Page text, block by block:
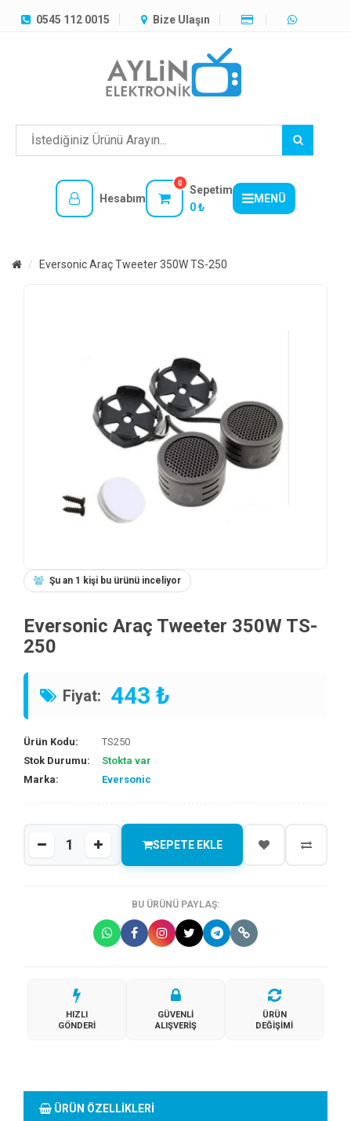
0545 112 0015 Bize Ulaşın
Hesabım
0
Sepetim
0 ₺
MENÜ
TÜM
Eversonic Araç Tweeter 350W TS-250
Şu an 1 kişi bu ürünü inceliyor
Eversonic Araç Tweeter 350W TS-
250
Fiyat: 443 ₺
Ürün Kodu:
TS250
Stok Durumu:
Stokta var
Marka:
Eversonic
SEPETE EKLE
BU ÜRÜNÜ PAYLAŞ:
HIZLI
GÖNDERI
GÜVENLI
ALIŞVERIŞ
ÜRÜN
DEĞIŞIMI
ÜRÜN ÖZELLIKLERI